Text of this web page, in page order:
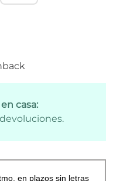
casa: